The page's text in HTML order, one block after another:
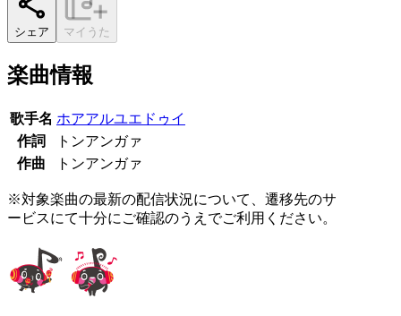
シェア マイうた
楽曲情報
歌手名 ホアアルユエドゥイ
作詞
トンアンガァ
作曲
トンアンガァ
※対象楽曲の最新の配信状況について、遷移先のサ
ービスにて十分にご確認のうえでご利用ください。